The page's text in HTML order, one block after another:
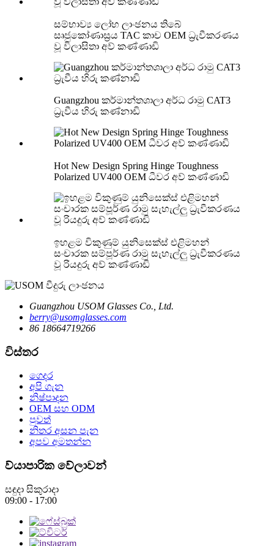
සම්භාව්‍ය ලෝහ ලාංඡනය තිබේ
සෘජුකෝණාස්‍රය TAC කාච OEM ධ්‍රැවීකරණය
වූ විලාසිතා අව් කණ්ණාඩි
Guangzhou කර්මාන්තශාලා අර්ධ රාමු CAT3
ධ්‍රැවීය හිරු කණ්නාඩි
Hot New Design Spring Hinge Toughness
Polarized UV400 OEM ධීවර අව් කණ්ණාඩි
ඉහළම විකුණුම් යුනිසෙක්ස් එළිමහන්
සංචාරක සම්පූර්ණ රාමු සැහැල්ලු ධ්‍රැවීකරණය
වූ රියදුරු අව් කණ්ණාඩි
Guangzhou USOM Glasses Co., Ltd.
berry@usomglasses.com
86 18664719266
විස්තර
ගෙදර
අපි ගැන
නිෂ්පාදන
OEM සහ ODM
පුවත්
නිතර අසන පැන
අපව අමතන්න
ව්යාපාරික වේලාවන්
සඳුදා සිකුරාදා
09:00 - 17:00